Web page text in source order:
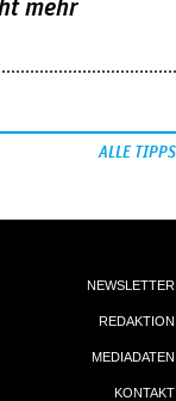
mehr
ALLE TIPPS
NEWSLETTER
REDAKTION
MEDIADATEN
KONTAKT